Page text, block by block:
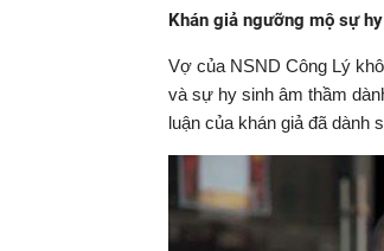
Khán giả ngưỡng mộ sự
Vợ của NSND Công Lý
và sự hy sinh âm thầm
luận của khán giả đã dành